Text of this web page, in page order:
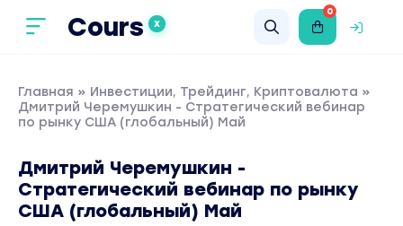
Cours X
0
Главная » Инвестиции, Трейдинг, Криптовалюта »
Дмитрий Черемушкин - Стратегический вебинар
по рынку США (глобальный) Май
Дмитрий Черемушкин -
Стратегический вебинар по рынку
США (глобальный) Май